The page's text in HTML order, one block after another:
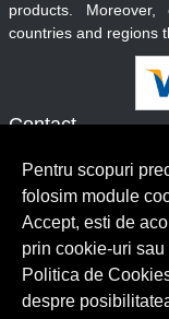
Contact
Servicii clienti
products.
countries and regions
© Copyright
Pentru scopuri
folosim module
Accept, esti de
prin cookie-uri
Politica de
despre